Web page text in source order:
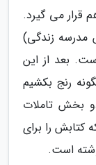
قرار می گیرد.
مدرسه زندگی)
بعد از این
رنج بکشیم
دو بخش تاملات
کتابش را برای
است.